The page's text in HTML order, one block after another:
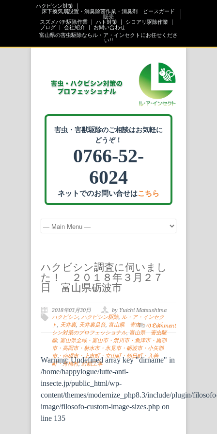
ハクビシン対策
床下換気扇設置・消臭除菌作業・消臭剤 ピースガード
販売
スズメバチ駆除作業
ハト対策
シロアリ駆除作業
ブログ
会社紹介
お問い合わせ
富山県の害虫駆除ならル・ア・インセクトにお任せくださ
い!!
害虫・害獣駆除のご相談はお気軽に
どうぞ！
0766-52-
6024
ネットでのお問い合せはこちら
ハクビシン調査に伺いまし
た！ ２０１８年３月２７
日 富山県砺波市
2018年03月30日
by Yuichi Matsushima
ハクビシン, ハクビシン駆除, ル・ア・インセク
ト, 天井裏, 天井裏足音, 富山県 害虫・ハクビ
シン対策のプロフェッショナル, 富山県 害虫駆
除, 富山県全域・富山市・滑川市・魚津市・黒部
市・高岡市・射水市・氷見市・砺波市・小矢部
市・南砺市・上市町・立山町・朝日町・入善
町・舟橋村,封鎖工事
0 Comment
Warning: Undefined array key "dirname" in
/home/happylogue/lutte-anti-
insecte.jp/public_html/wp-
content/themes/modernize_php8.3/include/plugin/
image/filosofo-custom-image-sizes.php on
line 135